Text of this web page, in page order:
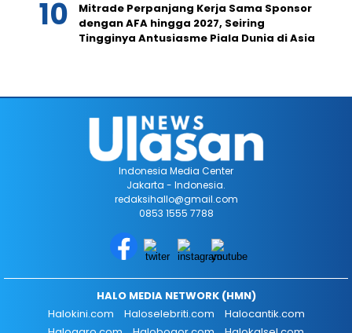
Mitrade Perpanjang Kerja Sama Sponsor
dengan AFA hingga 2027, Seiring
Tingginya Antusiasme Piala Dunia di Asia
Indonesia Media Center
Jakarta - Indonesia.
redaksihallo@gmail.com
0853 1555 7788
HALO MEDIA NETWORK (HMN)
Halokini.com
Haloselebriti.com
Halocantik.com